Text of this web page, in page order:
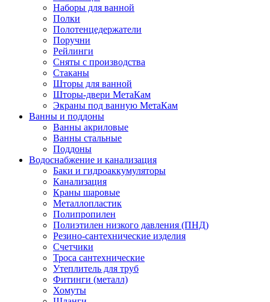
Наборы для ванной
Полки
Полотенцедержатели
Поручни
Рейлинги
Сняты с производства
Стаканы
Шторы для ванной
Шторы-двери МетаКам
Экраны под ванную МетаКам
Ванны и поддоны
Ванны акриловые
Ванны стальные
Поддоны
Водоснабжение и канализация
Баки и гидроаккумуляторы
Канализация
Краны шаровые
Металлопластик
Полипропилен
Полиэтилен низкого давления (ПНД)
Резино-сантехнические изделия
Счетчики
Троса сантехнические
Утеплитель для труб
Фитинги (металл)
Хомуты